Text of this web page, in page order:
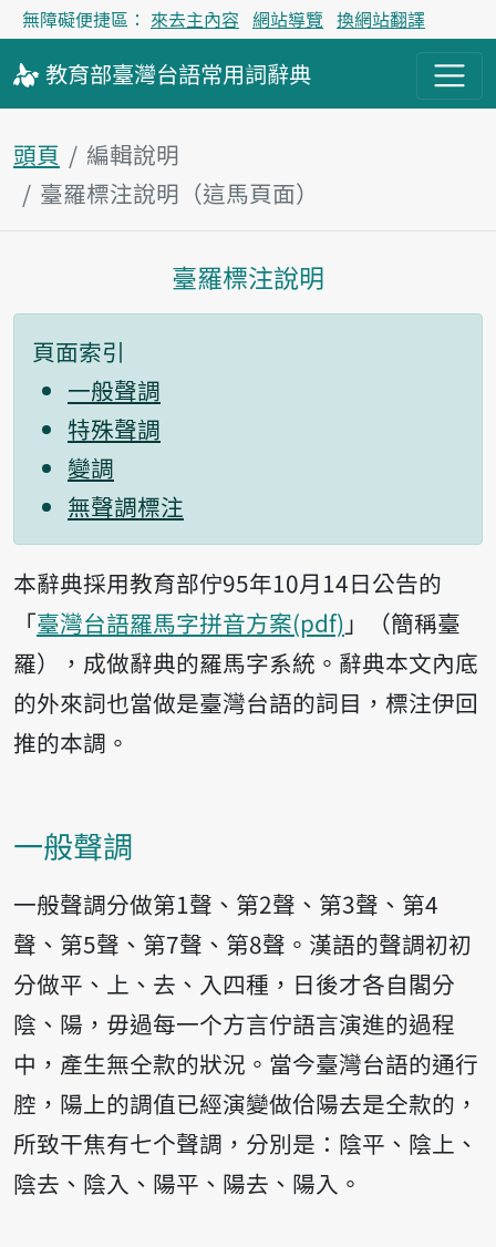
無障礙便捷區： 來去主內容 網站導覽 換網站翻譯
教育部臺灣台語常用詞辭典
頭頁
編輯說明
臺羅標注說明（這馬頁面）
主內容區
臺羅標注說明
頁面索引
一般聲調
特殊聲調
變調
無聲調標注
本辭典採用教育部佇95年10月14日公告的
「臺灣台語羅馬字拼音方案(pdf) 」（簡稱臺
羅），成做辭典的羅馬字系統。辭典本文內底
的外來詞也當做是臺灣台語的詞目，標注伊回
推的本調。
一般聲調
一般聲調分做第1聲、第2聲、第3聲、第4
聲、第5聲、第7聲、第8聲。漢語的聲調初初
分做平、上、去、入四種，日後才各自閣分
陰、陽，毋過每一个方言佇語言演進的過程
中，產生無仝款的狀況。當今臺灣台語的通行
腔，陽上的調值已經演變做佮陽去是仝款的，
所致干焦有七个聲調，分別是：陰平、陰上、
陰去、陰入、陽平、陽去、陽入。